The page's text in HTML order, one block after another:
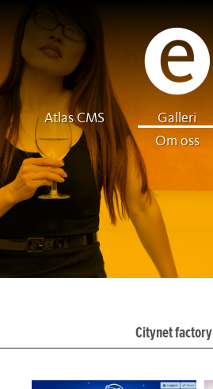
Atlas CMS Galleri
Om oss
Citynet factory